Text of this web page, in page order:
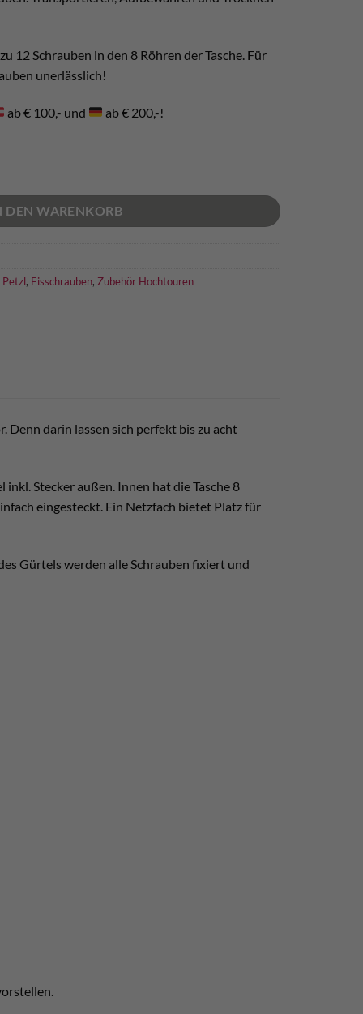
12 Schrauben in den 8 Röhren der Tasche. Für
unerlässlich!
ab € 100,- und ab € 200,-!
DEN WARENKORB
Petzl, Eisschrauben, Zubehör Hochtouren
darin lassen sich perfekt bis zu acht
Stecker außen. Innen hat die Tasche 8
eingesteckt. Ein Netzfach bietet Platz für
Gürtels werden alle Schrauben fixiert und